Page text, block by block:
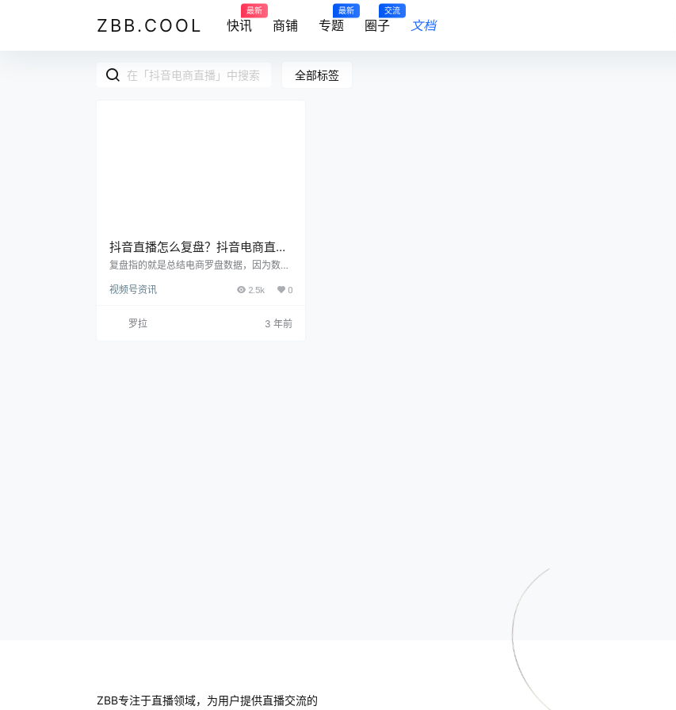
ZBB.COOL 快讯
最新
商铺 专题
最新
圈子
交流
文档
全部标签
抖音直播怎么复盘？抖音电商直播
复盘流程是什么？
复盘指的就是总结电商罗盘数据，因为数据
就知道直播间存在什么问题，然后有的放
1直播复盘的关键指标 目标复盘 直播时长、
视频号资讯 2.5k 0
罗拉 3 年前
ZBB专注于直播领域，为用户提供直播交流的